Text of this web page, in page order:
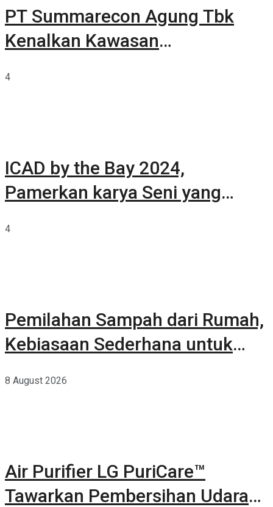
PT Summarecon Agung Tbk
Kenalkan Kawasan
4
ICAD by the Bay 2024,
Pamerkan karya Seni yang
4
Pemilahan Sampah dari Rumah,
Kebiasaan Sederhana untuk
8 August 2026
Air Purifier LG PuriCare™
Tawarkan Pembersihan Udara